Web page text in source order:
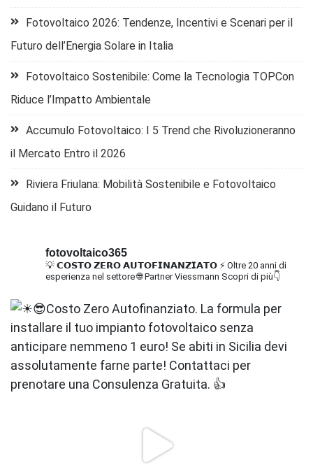
Fotovoltaico 2026: Tendenze, Incentivi e Scenari per il
Futuro dell’Energia Solare in Italia
Fotovoltaico Sostenibile: Come la Tecnologia TOPCon
Riduce l’Impatto Ambientale
Accumulo Fotovoltaico: I 5 Trend che Rivoluzioneranno
il Mercato Entro il 2026
Riviera Friulana: Mobilità Sostenibile e Fotovoltaico
Guidano il Futuro
fotovoltaico365
💡 𝗖𝗢𝗦𝗧𝗢 𝗭𝗘𝗥𝗢 𝗔𝗨𝗧𝗢𝗙𝗜𝗡𝗔𝗡𝗭𝗜𝗔𝗧𝗢 ⚡ Oltre 20 anni di
esperienza nel settore🌐 Partner Viessmann Scopri di più👇